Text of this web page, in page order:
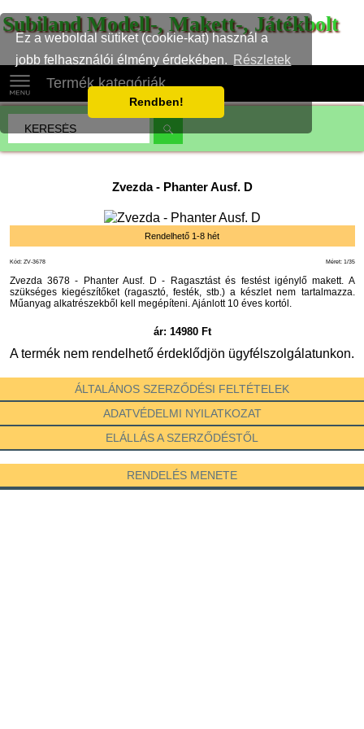
Ez a weboldal sütiket (cookie-kat) használ a
jobb felhasználói élmény érdekében.
Részletek
Rendben!
Subiland Modell-, Makett-, Játékbolt
Termék kategóriák
Zvezda- Phanter Ausf. D
Rendelhető 1-8 hét
Méret: 1/35
Kód: ZV-3678
Zvezda 3678 - Phanter Ausf. D - Ragasztást és festést igénylő makett. A
szükséges kiegészítőket (ragasztó, festék, stb.) a készlet nem tartalmazza.
Műanyag alkatrészekből kell megépíteni. Ajánlott 10 éves kortól.
ár: 14980Ft
A termék nem rendelhető érdeklődjön ügyfélszolgálatunkon.
ÁLTALÁNOS SZERZŐDÉSI FELTÉTELEK
ADATVÉDELMI NYILATKOZAT
ELÁLLÁS A SZERZŐDÉSTŐL
RENDELÉS MENETE